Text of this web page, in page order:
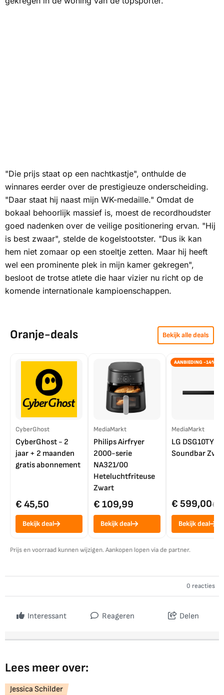
"Die prijs staat op een nachtkastje", onthulde de
winnares eerder over de prestigieuze onderscheiding.
"Daar staat hij naast mijn WK-medaille." Omdat de
bokaal behoorlijk massief is, moest de recordhoudster
goed nadenken over de veilige positionering ervan. "Hij
is best zwaar", stelde de kogelstootster. "Dus ik kan
hem niet zomaar op een stoeltje zetten. Maar hij heeft
wel een prominente plek in mijn kamer gekregen",
besloot de trotse atlete die haar vizier nu richt op de
komende internationale kampioenschappen.
Oranje-deals Bekijk alle deals
CyberGhost
CyberGhost - 2
jaar + 2 maanden
gratis abonnement
€ 45,50
Bekijk deal
MediaMarkt
Philips Airfryer
2000-serie
NA321/00
Heteluchtfriteuse
Zwart
€ 109,99
Bekijk deal
AANBIEDING -14%
MediaMarkt
LG DSG10TY
Soundbar
€ 599,00€
Bekijk deal
Prijs en voorraad kunnen wijzigen. Aankopen lopen via de partner.
0 reacties
Interessant Reageren Delen
Lees meer over:
Jessica Schilder